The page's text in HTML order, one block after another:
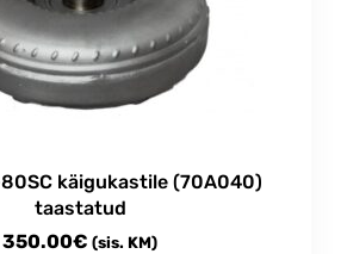
käigukastile (70A040)
taastatud
350.00€ (sis. KM)